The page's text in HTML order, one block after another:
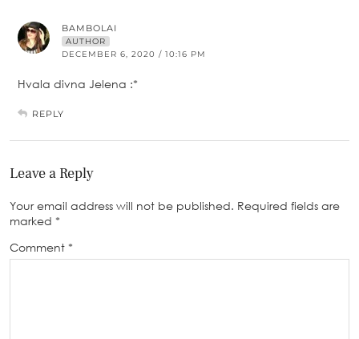
BAMBOLAI
AUTHOR
DECEMBER 6, 2020 / 10:16 PM
Hvala divna Jelena :*
REPLY
Leave a Reply
Your email address will not be published. Required fields are
marked *
Comment *